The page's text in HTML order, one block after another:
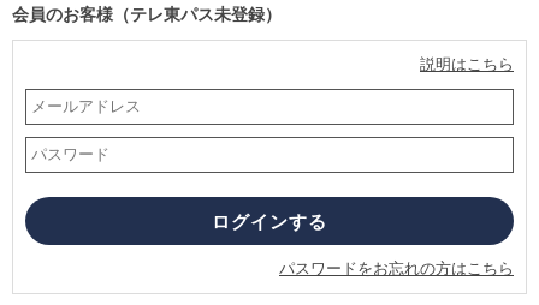
会員のお客様（テレ東パス未登録）
説明はこちら
パスワードをお忘れの方はこちら